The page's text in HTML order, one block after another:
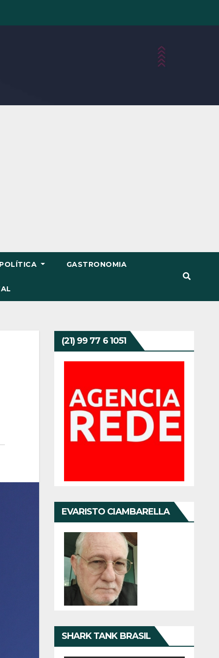
POLÍTICA GASTRONOMIA
(21) 99 77 6 1051
EVARISTO CIAMBARELLA
SHARK TANK BRASIL